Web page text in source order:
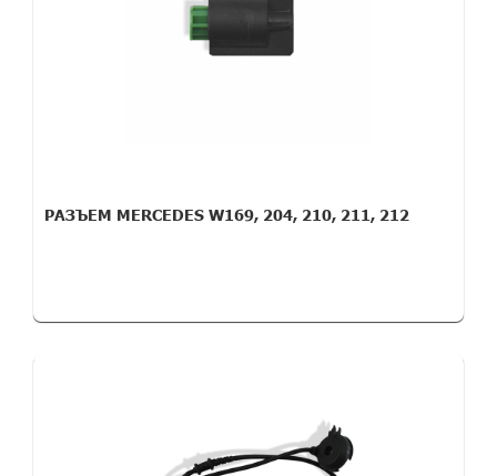
РАЗЪЕМ MERCEDES W169, 204, 210, 211, 212